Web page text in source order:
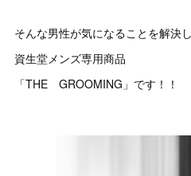
そんな男性が気になることを解決
資生堂メンズ専用商品
「THE GROOMING」です！！